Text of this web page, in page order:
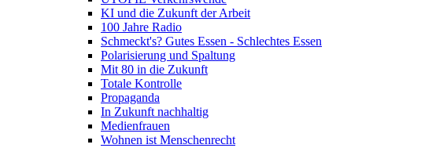
KI und die Zukunft der Arbeit
100 Jahre Radio
Schmeckt's? Gutes Essen - Schlechtes Essen
Polarisierung und Spaltung
Mit 80 in die Zukunft
Totale Kontrolle
Propaganda
In Zukunft nachhaltig
Medienfrauen
Wohnen ist Menschenrecht